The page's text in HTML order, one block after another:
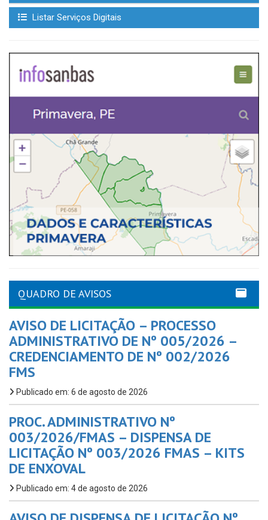
Listar Serviços Digitais
QUADRO DE AVISOS
AVISO DE LICITAÇÃO – PROCESSO
ADMINISTRATIVO DE Nº 005/2026 –
CREDENCIAMENTO DE Nº 002/2026
FMS
Publicado em: 6 de agosto de 2026
PROC. ADMINISTRATIVO Nº
003/2026/FMAS – DISPENSA DE
LICITAÇÃO Nº 003/2026 FMAS – KITS
DE ENXOVAL
Publicado em: 4 de agosto de 2026